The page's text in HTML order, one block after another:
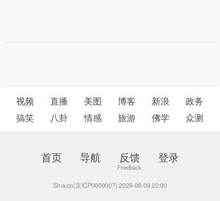
视频 直播 美图 博客 新浪
政务
搞笑
八卦 情感 旅游 佛学 众测
首页 导航 反馈 登录
Sina.cn(京ICP0000007) 2026-08-09 20:00